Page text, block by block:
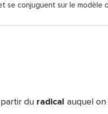
se conjuguent sur le modèle
du radical auquel